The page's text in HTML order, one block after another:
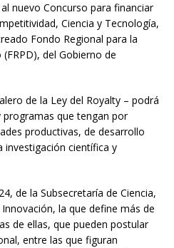
nuevo Concurso para financiar
Ciencia y Tecnología,
Fondo Regional para la
del Gobierno de
de la Ley del Royalty – podrá
que tengan por
productivas, de desarrollo
investigación científica y
de la Subsecretaría de Ciencia,
la que define más de
de ellas, que pueden postular
entre las que figuran